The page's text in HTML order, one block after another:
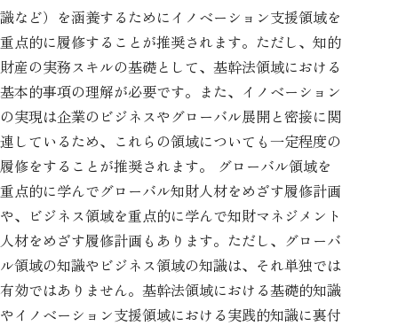
識など）を涵養するためにイノベーション支援領域を
重点的に履修することが推奨されます。ただし、知的
財産の実務スキルの基礎として、基幹法領域における
基本的事項の理解が必要です。また、イノベーション
の実現は企業のビジネスやグローバル展開と密接に関
連しているため、これらの領域についても一定程度の
履修をすることが推奨されます。 グローバル領域を
重点的に学んでグローバル知財人材をめざす履修計画
や、ビジネス領域を重点的に学んで知財マネジメント
人材をめざす履修計画もあります。ただし、グローバ
ル領域の知識やビジネス領域の知識は、それ単独では
有効ではありません。基幹法領域における基礎的知識
やイノベーション支援領域における実践的知識に裏付